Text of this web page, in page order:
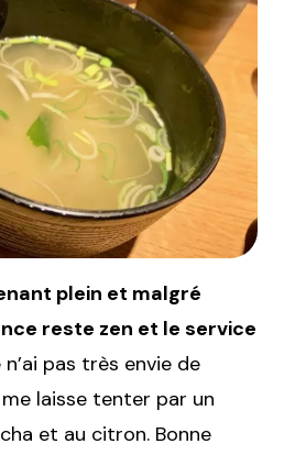
plein et malgré
reste zen et le service
pas très envie de
laisse tenter par un
et au citron. Bonne